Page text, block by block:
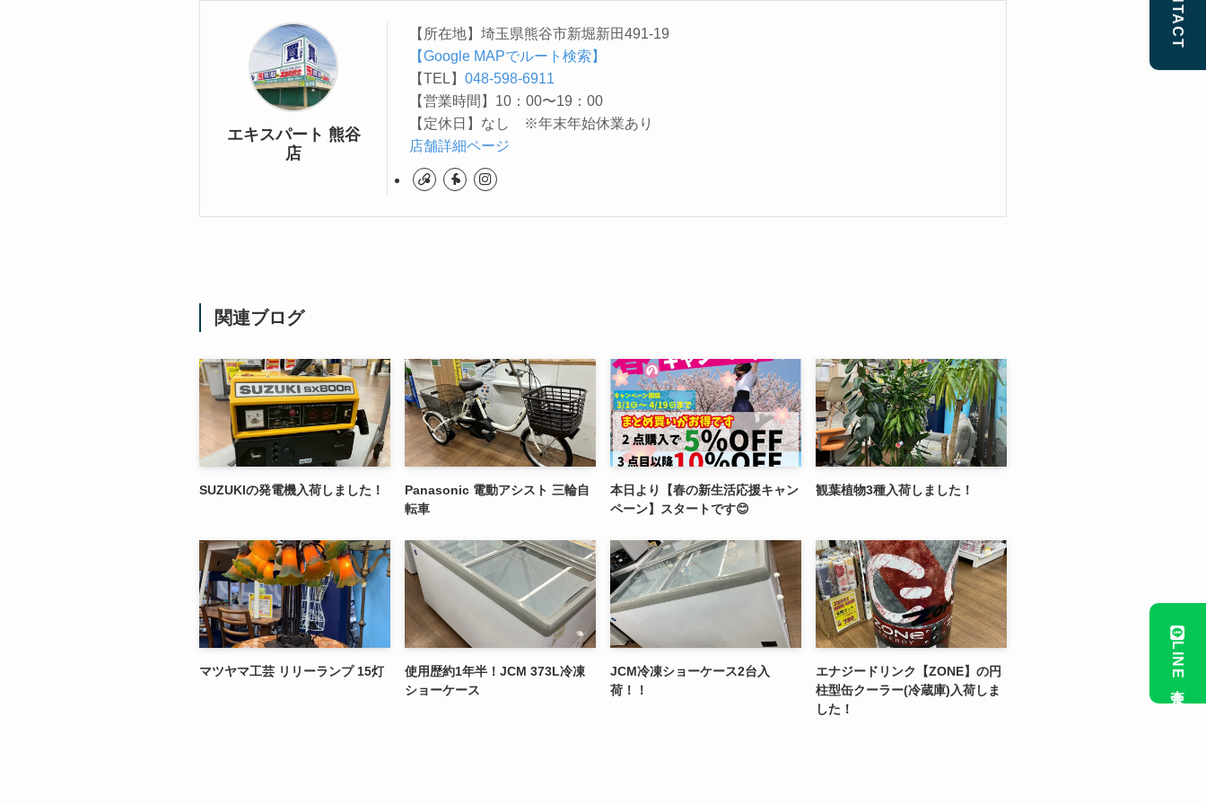
エキスパート 熊谷
店
【所在地】埼玉県熊谷市新堀新田491-19
【Google MAPでルート検索】
【TEL】 048-598-6911
【営業時間】10：00〜19：00
【定休日】なし ※年末年始休業あり
店舗詳細ページ
関連ブログ
SUZUKIの発電機入荷しました！
Panasonic 電動アシスト 三輪自
転車
本日より【春の新生活応援キャン
ペーン】スタートです😊
観葉植物3種入荷しました！
マツヤマ工芸 リリーランプ 15灯
使用歴約1年半！JCM 373L冷凍
ショーケース
JCM冷凍ショーケース2台入
荷！！
エナジードリンク【ZONE】の円
柱型缶クーラー(冷蔵庫)入荷しま
した！
LINE査定